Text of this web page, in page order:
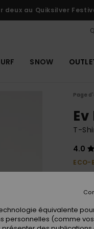
deux au Quiksilver
SNOW
Page
T-
4.0
ECO-
équivalente
personnelles (comme